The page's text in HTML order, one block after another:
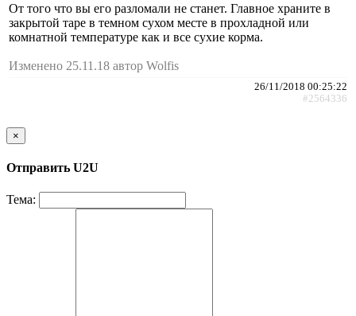
От того что вы его разломали не станет. Главное храните в
закрытой таре в темном сухом месте в прохладной или
комнатной температуре как и все сухие корма.
Изменено 25.11.18 автор Wolfis
26/11/2018 00:25:22
#2564336
×
Отправить U2U
Тема: